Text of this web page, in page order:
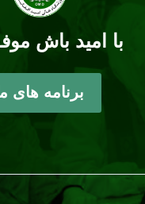
با امید باش
برنامه های